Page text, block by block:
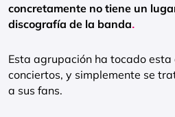
concretamente no tiene un
discografía de la banda.
Esta agrupación ha tocado
conciertos, y simplemente se
a sus fans.